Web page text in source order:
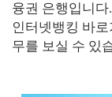
융권 은행입니
인터넷뱅킹 바
무를 보실 수 있